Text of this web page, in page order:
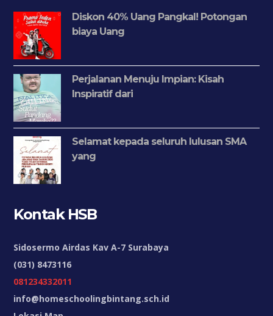
Diskon 40% Uang Pangkal! Potongan
biaya Uang
Perjalanan Menuju Impian: Kisah
Inspiratif dari
Selamat kepada seluruh lulusan SMA
yang
Kontak HSB
Sidosermo Airdas Kav A-7 Surabaya
(031) 8473116
081234332011
info@homeschoolingbintang.sch.id